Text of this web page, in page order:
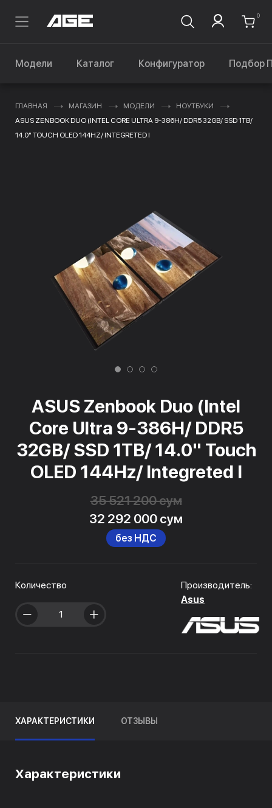
0
Модели Каталог Конфигуратор Подбор
ГЛАВНАЯ МАГАЗИН МОДЕЛИ
НОУТБУКИ
ASUS ZENBOOK DUO (INTEL CORE ULTRA 9-386H/ DDR5 32GB/ SSD 1TB/
14.0" TOUCH OLED 144HZ/ INTEGRETED I
ASUS Zenbook Duo (Intel
Core Ultra 9-386H/ DDR5
32GB/ SSD 1TB/ 14.0" Touch
OLED 144Hz/ Integreted I
35 521 200 сум
32 292 000 сум
без НДС
Количество
Производитель:
Asus
ХАРАКТЕРИСТИКИ ОТЗЫВЫ
Характеристики